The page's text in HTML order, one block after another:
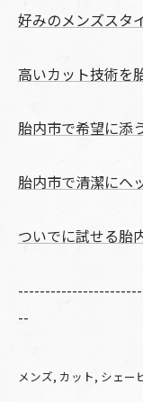
好みのメンズスタ
高いカット技術を
胎内市で希望に添
胎内市で清潔にヘ
ついでに試せる胎
--
メンズ カット シェー